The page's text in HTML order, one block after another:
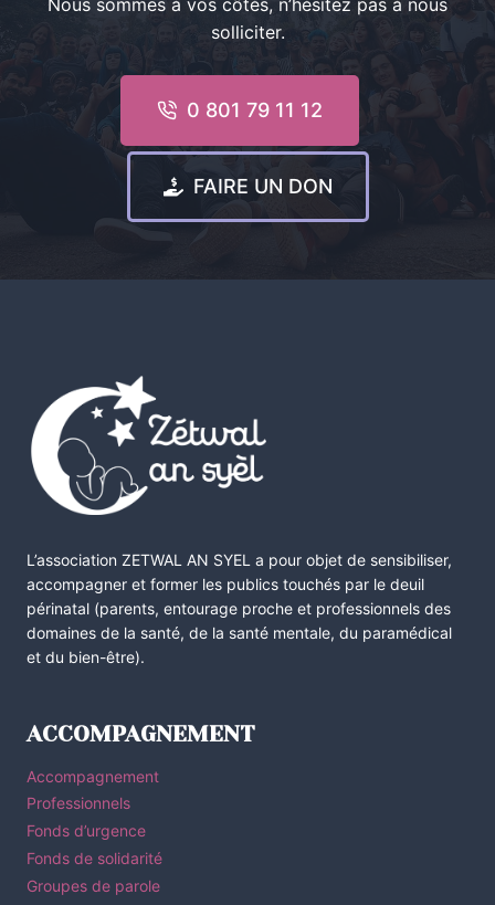
solliciter.
0 801 79 11 12
FAIRE UN DON
L’association ZETWAL AN SYEL a pour objet de sensibiliser,
accompagner et former les publics touchés par le deuil
périnatal (parents, entourage proche et professionnels des
domaines de la santé, de la santé mentale, du paramédical
et du bien-être).
ACCOMPAGNEMENT
Accompagnement
Professionnels
Fonds d’urgence
Fonds de solidarité
Groupes de parole